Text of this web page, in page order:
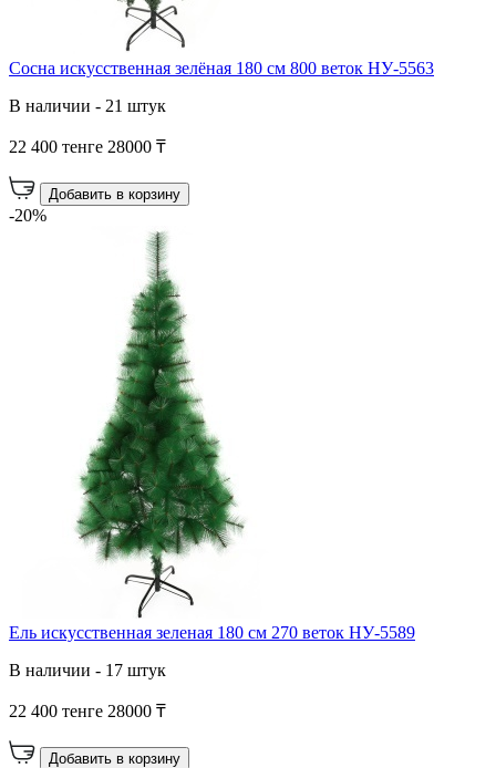
Сосна искусственная зелёная 180 см 800 веток НУ-5563
В наличии - 21 штук
22 400 тенге 28000 ₸
Добавить в корзину
-20%
Ель искусственная зеленая 180 см 270 веток НУ-5589
В наличии - 17 штук
22 400 тенге 28000 ₸
Добавить в корзину